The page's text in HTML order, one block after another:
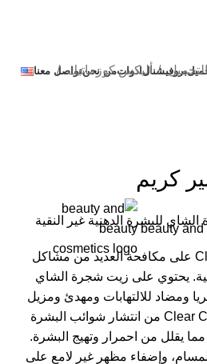
بروفيشنالادواتمن نحنتواصل معناأليكس كوزماتيك
كريم
للبشرة الدهنية غير النقية
يعمل كريم Clear Cream على مكافحة العديد من مشاكل
يحتوي على زيت شجرة الشاي
ومضاد للالتهابات ومهدئ ومزيل
للحكة. يقلل كريم Clear Cream من انتشار شوائب البشرة
يقلل من احمرار وتهيج البشرة.
وإضفاء مظهر غير لامع على